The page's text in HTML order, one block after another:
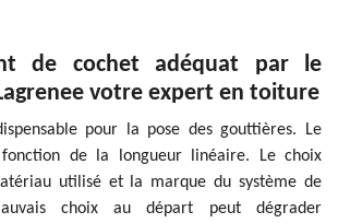
de cochet adéquat par le
votre expert en toiture
pour la pose des gouttières. Le
de la longueur linéaire. Le choix
utilisé et la marque du système de
choix au départ peut dégrader